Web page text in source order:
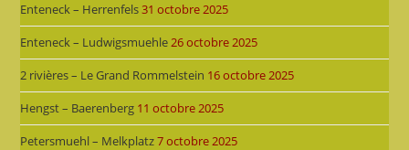
Enteneck – Herrenfels31 octobre 2025
Enteneck – Ludwigsmuehle26 octobre 2025
2 rivières – Le Grand Rommelstein 16 octobre 2025
Hengst – Baerenberg 11 octobre 2025
Petersmuehl – Melkplatz7 octobre 2025